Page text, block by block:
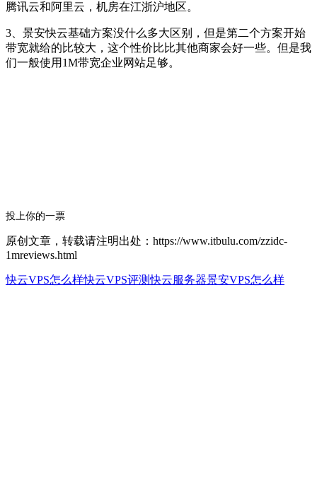
腾讯云和阿里云，机房在江浙沪地区。
3、景安快云基础方案没什么多大区别，但是第二个方案开始
带宽就给的比较大，这个性价比比其他商家会好一些。但是我
们一般使用1M带宽企业网站足够。
投上你的一票
原创文章，转载请注明出处：https://www.itbulu.com/zzidc-
1mreviews.html
快云VPS怎么样快云VPS评测快云服务器景安VPS怎么样